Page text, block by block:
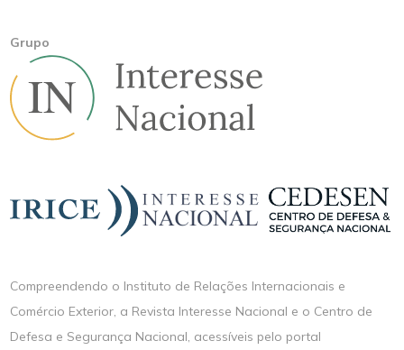
Grupo
Compreendendo o Instituto de Relações Internacionais e
Comércio Exterior, a Revista Interesse Nacional e o Centro de
Defesa e Segurança Nacional, acessíveis pelo portal